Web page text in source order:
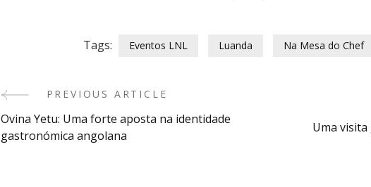
Tags: Eventos LNL Luanda Na Mesa do Chef
Post
Navigation
PREVIOUS ARTICLE
Ovina Yetu: Uma forte aposta na identidade
gastronómica angolana
Uma